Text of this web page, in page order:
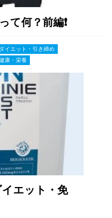
て何？前編❗️
イエット・引き締め
康・栄養
エット・免